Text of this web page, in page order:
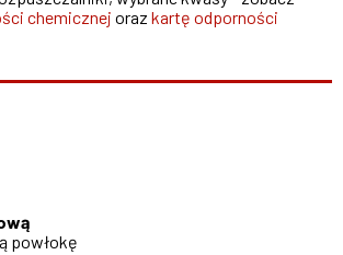
chemicznej oraz kartę odporności
powłokę